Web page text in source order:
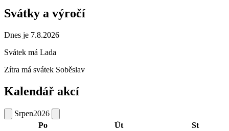
Svátky a výročí
Dnes je 7.8.2026
Svátek má Lada
Zítra má svátek Soběslav
Kalendář akcí
Srpen2026
Po
Út
St